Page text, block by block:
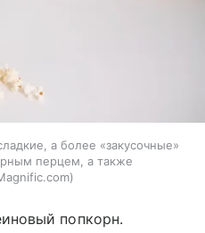
а более «закусочные»
перцем, а также
попкорн.